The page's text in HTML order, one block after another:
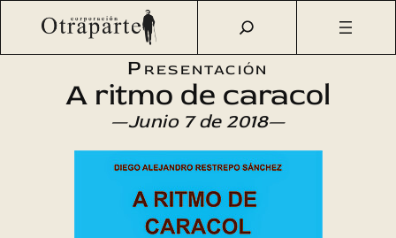
Saltar
Otraparte.org/ Agenda Cultural Literatura
A ritmo de
Presentación
A ritmo de caracol
—Junio 7 de 2018—